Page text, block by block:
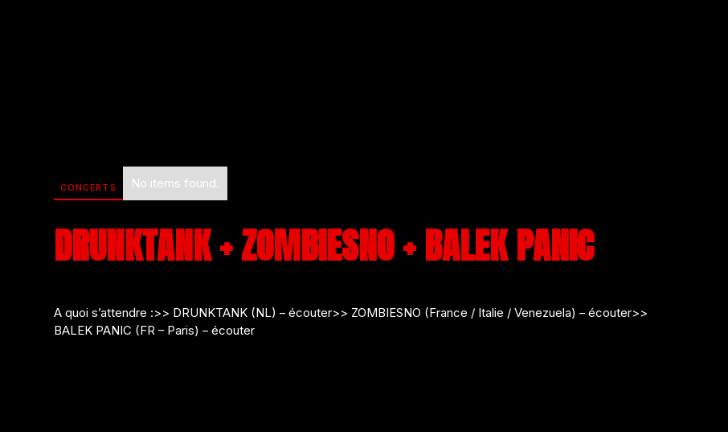
CONCERTS No items found.
DRUNKTANK + ZOMBIESNO + BALEK PANIC
A quoi s’attendre :>> DRUNKTANK (NL) – écouter>> ZOMBIESNO (France / Italie / Venezuela) – écouter>>
BALEK PANIC (FR – Paris) – écouter